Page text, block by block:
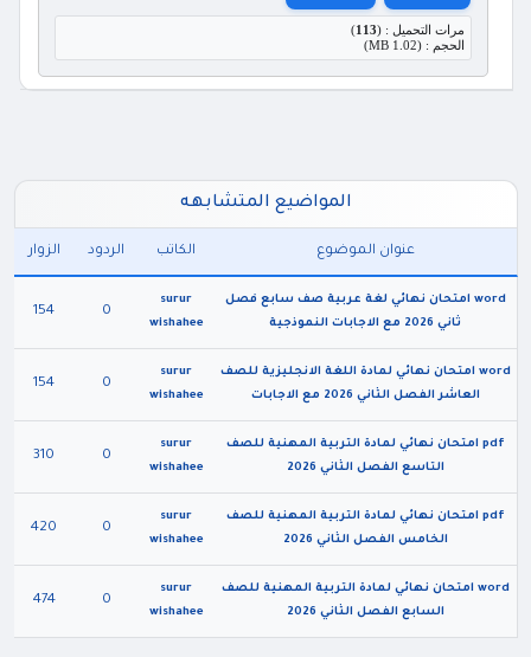
مرات التحميل : (113
)
الحجم : (1.02 MB)
المواضيع المتشابهه
عنوان الموضوع الكاتب الردود الزوار
word امتحان نهائي لغة عربية صف سابع فصل
ثاني 2026 مع الاجابات النموذجية
surur
wishahee
0
154
word امتحان نهائي لمادة اللغة الانجليزية للصف
العاشر الفصل الثاني 2026 مع الاجابات
surur
wishahee
0
154
pdf امتحان نهائي لمادة التربية المهنية للصف
التاسع الفصل الثاني 2026
surur
wishahee
0
310
pdf امتحان نهائي لمادة التربية المهنية للصف
الخامس الفصل الثاني 2026
surur
wishahee
0
420
word امتحان نهائي لمادة التربية المهنية للصف
السابع الفصل الثاني 2026
surur
wishahee
0
474